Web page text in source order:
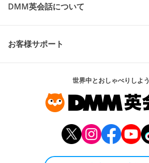
DMM英会話について
お客様サポート
世界中とおしゃべりしよう